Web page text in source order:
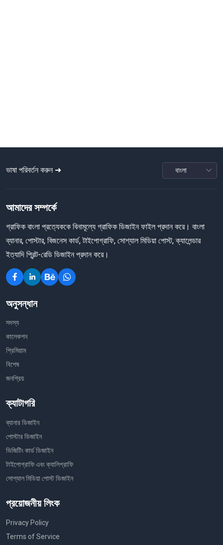
ভাষা পরিবর্তন করুন ➜
আমাদের সম্পর্কে
গ্রাফিক বাংলা প্রত্যেককে বিনামূল্যে গ্রাফিক ডিজাইন ফাইল প্রদান করে। বাংলা
ব্যানার, পোস্টার, বিজনেস কার্ড, টাইপোগ্রাফি, সোশ্যাল মিডিয়া পোস্ট, ক্যালেন্ডার
ইত্যাদি প্রিন্ট-রেডি ডিজাইন প্রদান করে।
অনুসন্ধান
সদস্য
কালেকশন
প্রিমিয়াম
বিশেষ
জনপ্রিয়
ক্যাটাগরি
ব্যানার ডিজাইন
পোস্টার ডিজাইন
ভিজিটিং কার্ড ডিজাইন
টাইপোগ্রাফি এবং ক্যালিগ্রাফি
সোশ্যাল মিডিয়া পোস্ট ডিজাইন
প্রয়োজনীয় লিংক
Privacy Policy
Terms of Service